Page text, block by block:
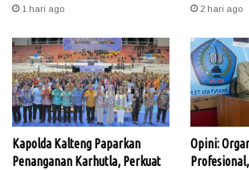
1 hari ago 2 hari ago
Kapolda Kalteng Paparkan
Penanganan Karhutla, Perkuat
Opini: